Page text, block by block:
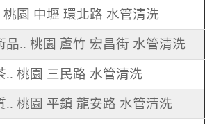
園 中壢 環北路 水管清洗
品.. 桃園 蘆竹 宏昌街 水管清洗
.. 桃園 三民路 水管清洗
.. 桃園 平鎮 龍安路 水管清洗